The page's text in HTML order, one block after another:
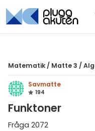
Matematik / Matte 3 /
Savmatte
194
Funktoner
Fråga 2072
Alla trådar
7
8
& Bygg